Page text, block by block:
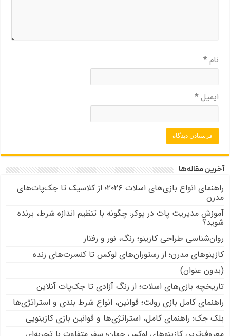
نام*
ایمیل*
آخرین مقاله‌ها
راهنمای انواع بازی‌های اسلات ۲۰۲۶؛ از کلاسیک تا جک‌پات‌های
مدرن
آموزش مدیریت پات در پوکر: چگونه با تنظیم اندازه شرط، برنده
شوید؟
روان‌شناسی طراحی کازینو؛ رنگ، نور و رفتار
کازینوهای مدرن؛ از رستوران‌های لوکس تا کنسرت‌های زنده
(بدون عنوان)
تاریخچه بازی‌های اسلات؛ از زنگ آزادی تا جک‌پات‌ آنلاین
راهنمای کامل بازی رولت؛ قوانین، انواع شرط بندی و استراتژی‌ها
بلک جک: راهنمای کامل، استراتژی‌ها و قوانین بازی کازینویی